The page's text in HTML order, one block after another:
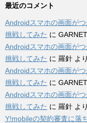
最近のコメント
Androidスマホの画面が
挑戦してみた に GARNET
Androidスマホの画面が
挑戦してみた に 羅針 より
Androidスマホの画面が
挑戦してみた に GARNET
Androidスマホの画面が
挑戦してみた に 羅針 より
Y!mobileの契約審査に落